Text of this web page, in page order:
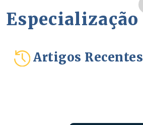
Especialização
Artigos Recentes